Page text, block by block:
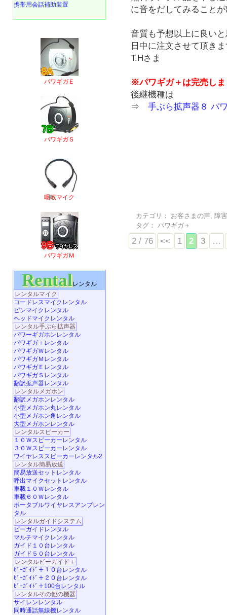
に音をだしてみること
音質も予想以上に良い
日中に注文させて頂き
T.Hさま
※パワギガ＋は完売しま
後継機種は
⇒手ぶら拡声器８ パ
カテゴリ： お客さまの声, 障
タグ：
パワギガ＋
2 / 76 << 1 2 3 …
携帯用会話補助装置
パワギガＥ
パワギガＳ
咽喉マイク
パワギガＭ
Rentalレンタル
レンタルマイク
コードレスマイクレンタル
ピンマイクレンタル
ヘッドマイクレンタル
レンタル手ぶら拡声器
パワーギガホンレンタル
パワギガ＋レンタル
パワギガＷレンタル
パワギガＭレンタル
パワギガＥレンタル
パワギガＳレンタル
翻訳拡声器レンタル
レンタルメガホン
翻訳メガホンレンタル
小型メガホン丸レンタル
小型メガホン角レンタル
大型メガホンレンタル
レンタルスピーカー
１０Ｗスピーカーレンタル
３０Ｗスピーカーレンタル
ワイヤレススピーカーレンタル2
レンタル簡易放送
簡易放送セットレンタル
呼出マイクセットレンタル
車載１０Ｗレンタル
車載６０Ｗレンタル
ポータブルワイヤレスアンプレン
タル
レンタルガイドシステム
ビーガイドレンタル
マルチマイクレンタル
ガイド１０台レンタル
ガイド５０台レンタル
レンタルビーガイド＋
ﾋﾞｰｶﾞｲﾄﾞ＋１０台レンタル
ﾋﾞｰｶﾞｲﾄﾞ＋２０台レンタル
ﾋﾞｰｶﾞｲﾄﾞ＋100台レンタル
レンタルその他の機器
サイレンレンタル
同時通話無線機レンタル